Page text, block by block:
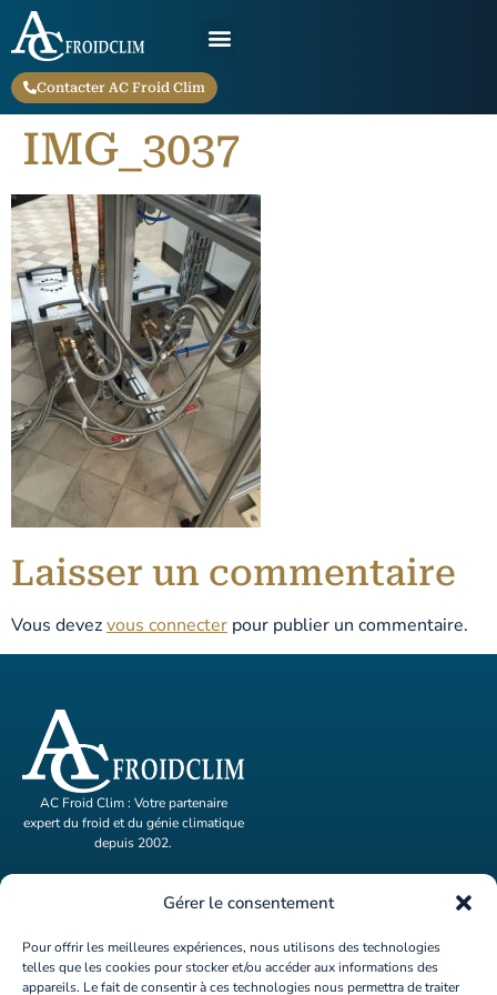
Gérer le consentement
Pour offrir les meilleures expériences, nous utilisons des technologies
telles que les cookies pour stocker et/ou accéder aux informations des
appareils. Le fait de consentir à ces technologies nous permettra de traiter
Contacter AC Froid Clim
IMG_3037
Laisser un commentaire
Vous devezvous connecter pour publier un commentaire.
AC Froid Clim : Votre partenaire
expert du froid et du génie climatique
depuis 2002.
A PROPOS